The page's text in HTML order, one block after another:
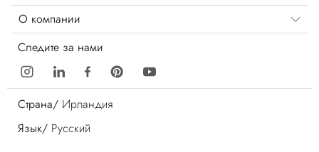
О компании
Следите за нами
Страна/ Ирландия
Язык/ Русский